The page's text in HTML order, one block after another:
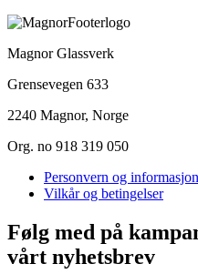
Magnor Glassverk
Grensevegen 633
2240 Magnor, Norge
Org. no 918 319 050
Personvern og
Vilkår og betingelser
Følg med på
vårt nyhetsbrev